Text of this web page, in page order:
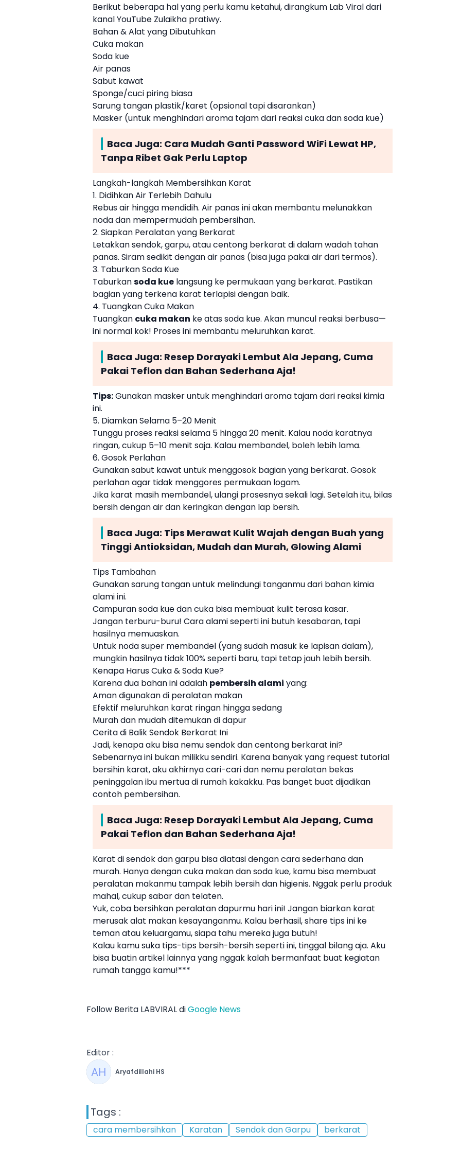
Berikut beberapa hal yang perlu kamu ketahui, dirangkum Lab Viral dari
kanal YouTube Zulaikha pratiwy.
Bahan & Alat yang Dibutuhkan
Cuka makan
Soda kue
Air panas
Sabut kawat
Sponge/cuci piring biasa
Sarung tangan plastik/karet (opsional tapi disarankan)
Masker (untuk menghindari aroma tajam dari reaksi cuka dan soda kue)
Baca Juga: Cara Mudah Ganti Password WiFi Lewat HP,
Tanpa Ribet Gak Perlu Laptop
Langkah-langkah Membersihkan Karat
1. Didihkan Air Terlebih Dahulu
Rebus air hingga mendidih. Air panas ini akan membantu melunakkan
noda dan mempermudah pembersihan.
2. Siapkan Peralatan yang Berkarat
Letakkan sendok, garpu, atau centong berkarat di dalam wadah tahan
panas. Siram sedikit dengan air panas (bisa juga pakai air dari termos).
3. Taburkan Soda Kue
Taburkansoda kue langsung ke permukaan yang berkarat. Pastikan
bagian yang terkena karat terlapisi dengan baik.
4. Tuangkan Cuka Makan
Tuangkan cuka makan ke atas soda kue. Akan muncul reaksi berbusa—
ini normal kok! Proses ini membantu meluruhkan karat.
Baca Juga: Resep Dorayaki Lembut Ala Jepang, Cuma
Pakai Teflon dan Bahan Sederhana Aja!
Tips:Gunakan masker untuk menghindari aroma tajam dari reaksi kimia
ini.
5. Diamkan Selama 5–20 Menit
Tunggu proses reaksi selama 5 hingga 20 menit. Kalau noda karatnya
ringan, cukup 5–10 menit saja. Kalau membandel, boleh lebih lama.
6. Gosok Perlahan
Gunakan sabut kawat untuk menggosok bagian yang berkarat. Gosok
perlahan agar tidak menggores permukaan logam.
Jika karat masih membandel, ulangi prosesnya sekali lagi. Setelah itu, bilas
bersih dengan air dan keringkan dengan lap bersih.
Baca Juga: Tips Merawat Kulit Wajah dengan Buah yang
Tinggi Antioksidan, Mudah dan Murah, Glowing Alami
Tips Tambahan
Gunakan sarung tangan untuk melindungi tanganmu dari bahan kimia
alami ini.
Campuran soda kue dan cuka bisa membuat kulit terasa kasar.
Jangan terburu-buru! Cara alami seperti ini butuh kesabaran, tapi
hasilnya memuaskan.
Untuk noda super membandel (yang sudah masuk ke lapisan dalam),
mungkin hasilnya tidak 100% seperti baru, tapi tetap jauh lebih bersih.
Kenapa Harus Cuka & Soda Kue?
Karena dua bahan ini adalah pembersih alami yang:
Aman digunakan di peralatan makan
Efektif meluruhkan karat ringan hingga sedang
Murah dan mudah ditemukan di dapur
Cerita di Balik Sendok Berkarat Ini
Jadi, kenapa aku bisa nemu sendok dan centong berkarat ini?
Sebenarnya ini bukan milikku sendiri. Karena banyak yang request tutorial
bersihin karat, aku akhirnya cari-cari dan nemu peralatan bekas
peninggalan ibu mertua di rumah kakakku. Pas banget buat dijadikan
contoh pembersihan.
Baca Juga: Resep Dorayaki Lembut Ala Jepang, Cuma
Pakai Teflon dan Bahan Sederhana Aja!
Karat di sendok dan garpu bisa diatasi dengan cara sederhana dan
murah. Hanya dengan cuka makan dan soda kue, kamu bisa membuat
peralatan makanmu tampak lebih bersih dan higienis. Nggak perlu produk
mahal, cukup sabar dan telaten.
Yuk, coba bersihkan peralatan dapurmu hari ini! Jangan biarkan karat
merusak alat makan kesayanganmu. Kalau berhasil, share tips ini ke
teman atau keluargamu, siapa tahu mereka juga butuh!
Kalau kamu suka tips-tips bersih-bersih seperti ini, tinggal bilang aja. Aku
bisa buatin artikel lainnya yang nggak kalah bermanfaat buat kegiatan
rumah tangga kamu!***
Follow Berita LABVIRAL diGoogle News
Editor :
Aryafdillahi HS
Tags :
cara membersihkan Karatan Sendok dan Garpu berkarat